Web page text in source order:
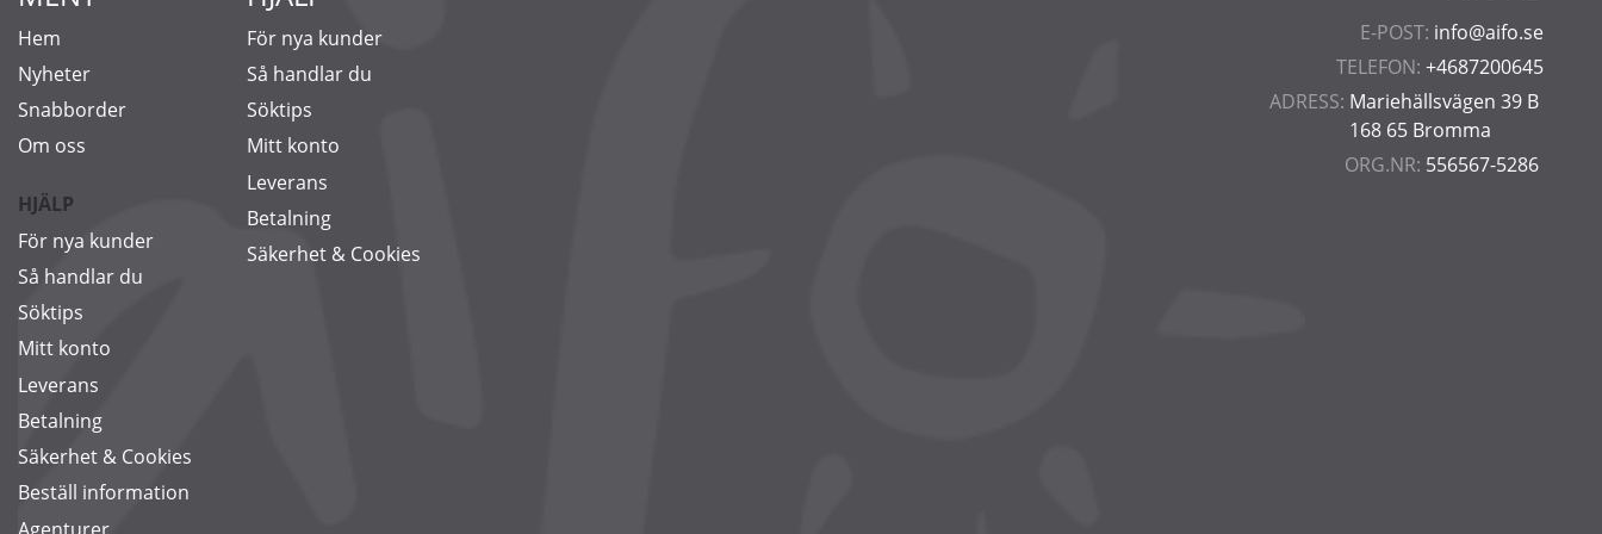
E-POST: info@aifo.se
TELEFON: +4687200645
ADRESS: Mariehällsvägen 39 B
168 65 Bromma
ORG.NR: 556567-5286
Hem
Nyheter
Snabborder
Om oss
HJÄLP
För nya kunder
Så handlar du
Söktips
Mitt konto
Leverans
Betalning
Säkerhet & Cookies
Beställ information
För nya kunder
Så handlar du
Söktips
Mitt konto
Leverans
Betalning
Säkerhet & Cookies